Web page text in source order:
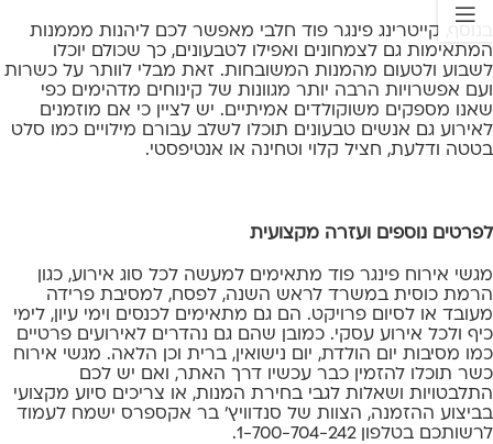
בנוסף, קייטרינג פינגר פוד חלבי מאפשר לכם ליהנות מממנות
המתאימות גם לצמחונים ואפילו לטבעונים, כך שכולם יוכלו
לשבוע ולטעום מהמנות המשובחות. זאת מבלי לוותר על כשרות
ועם אפשרויות הרבה יותר מגוונות של קינוחים מדהימים כפי
שאנו מספקים משוקולדים אמיתיים. יש לציין כי אם מוזמנים
לאירוע גם אנשים טבעונים תוכלו לשלב עבורם מילויים כמו סלט
בטטה ודלעת, חציל קלוי וטחינה או אנטיפסטי.
לפרטים נוספים ועזרה מקצועית
מגשי אירוח פינגר פוד מתאימים למעשה לכל סוג אירוע, כגון
הרמת כוסית במשרד לראש השנה, לפסח, למסיבת פרידה
מעובד או לסיום פרויקט. הם גם מתאימים לכנסים וימי עיון, לימי
כיף ולכל אירוע עסקי. כמובן שהם גם נהדרים לאירועים פרטיים
כמו מסיבות יום הולדת, יום נישואין, ברית וכן הלאה. מגשי אירוח
כשר תוכלו להזמין כבר עכשיו דרך האתר, ואם יש לכם
התלבטויות ושאלות לגבי בחירת המנות, או צריכים סיוע מקצועי
בביצוע ההזמנה, הצוות של סנדוויץ' בר אקספרס ישמח לעמוד
לרשותכם בטלפון 1-700-704-242.